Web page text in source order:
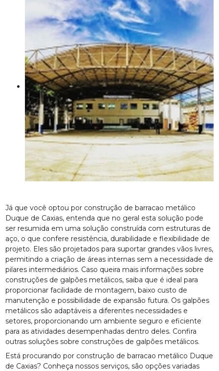
Já que você optou por construção de barracao metálico
Duque de Caxias, entenda que no geral esta solução pode
ser resumida em uma solução construída com estruturas de
aço, o que confere resistência, durabilidade e flexibilidade de
projeto. Eles são projetados para suportar grandes vãos livres,
permitindo a criação de áreas internas sem a necessidade de
pilares intermediários. Caso queira mais informações sobre
construções de galpões metálicos, saiba que é ideal para
proporcionar facilidade de montagem, baixo custo de
manutenção e possibilidade de expansão futura. Os galpões
metálicos são adaptáveis a diferentes necessidades e
setores, proporcionando um ambiente seguro e eficiente
para as atividades desempenhadas dentro deles. Confira
outras soluções sobre construções de galpões metálicos.
Está procurando por construção de barracao metálico Duque
de Caxias? Conheça nossos serviços, são opções variadas